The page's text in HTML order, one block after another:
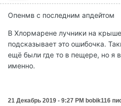
Опенмв с последним апдейтом
В Хлормарене лучники на
подсказывает это ошибочка.
ещё были где то в пещере, но я
именно.
21 Декабрь 2019 - 9:27 PM bobik116